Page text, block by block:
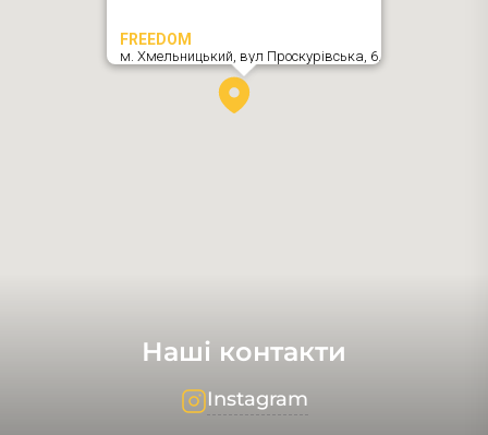
Наші контакти
Instagram
FREEDOM
м. Хмельницький, вул Проскурівська, 6,